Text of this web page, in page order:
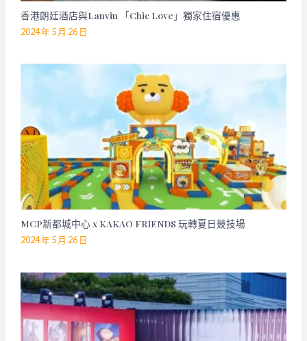
香港朗廷酒店與Lanvin 「Chic Love」獨家住宿優惠
2024 年 5 月 26 日
MCP新都城中心 x KAKAO FRIENDS 玩轉夏日競技場
2024 年 5 月 26 日